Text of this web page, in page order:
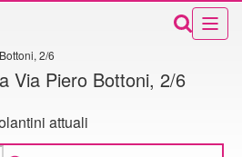
2/6
Via Piero Bottoni, 2/6
attuali